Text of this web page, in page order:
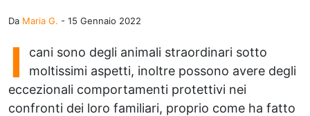
Da Maria G. - 15 Gennaio 2022
I
cani sono degli animali straordinari sotto
moltissimi aspetti, inoltre possono avere degli
eccezionali comportamenti protettivi nei
confronti dei loro familiari, proprio come ha fatto